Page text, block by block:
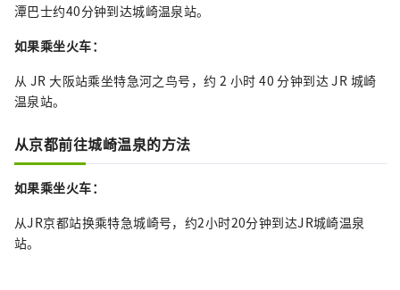
潭巴士约40分钟到达城崎温泉站。
如果乘坐火车：
从 JR 大阪站乘坐特急河之鸟号，约 2 小时 40 分钟到达 JR 城崎
温泉站。
从京都前往城崎温泉的方法
如果乘坐火车：
从JR京都站换乘特急城崎号，约2小时20分钟到达JR城崎温泉
站。